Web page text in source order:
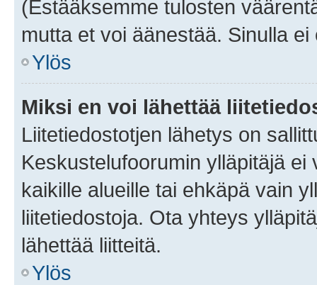
(Estääksemme tulosten
mutta et voi äänestää. Sinulla
Ylös
Miksi en voi lähettää
Liitetiedostotjen lähetys on
Keskustelufoorumin ylläpitäjä
kaikille alueille tai ehkäpä vain
liitetiedostoja. Ota yhteys
lähettää liitteitä.
Ylös